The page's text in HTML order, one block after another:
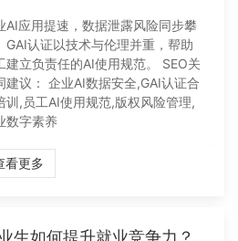
AI应用提速，数据泄露风险同步攀
GAI认证以技术与伦理并重，帮助
建立负责任的AI使用规范。 SEO关
建议： 企业AI数据安全,GAI认证合
训,员工AI使用规范,版权风险管理,
数字素养
看更多
生如何提升就业竞争力？